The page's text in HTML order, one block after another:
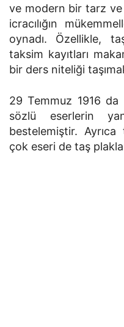
ve modern bir tarz
icracılığın
oynadı. Özellikle,
taksim kayıtları
bir ders niteliği
29 Temmuz 1916 da
sözlü eserlerin
bestelemiştir.
çok eseri de taş